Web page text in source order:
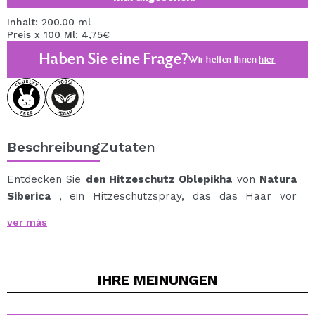
Inhalt: 200.00 ml
Preis x 100 Ml: 4,75€
Haben Sie eine Frage?Wir helfen Ihnenhier
BeschreibungZutaten
Entdecken Sie den Hitzeschutz Oblepikha von Natura
Siberica , ein Hitzeschutzspray, das das Haar vor
gleichzeitig Volumen, Geschmeidigkeit und Glanz
Kollagen, spendet intensive Feuchtigkeit, erhält das
ver más
IHRE MEINUNGEN